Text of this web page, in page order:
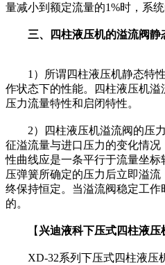
量减小到额定流量的1%时，系
三、四柱液压机的溢流阀静
1）所谓四柱液压机静态特性
作状态下的性能。四柱液压机
压力流量特性和启闭特性。
2）四柱液压机溢流阀的压力
征溢流量与进口压力的变化情
性曲线应是一条平行于流量坐
压弹簧所确定的压力后立即溢
终保持恒定。当溢流阀稳定工
的。
【 兴迪液科下压式四柱液压
XD-32系列下压式四柱液压机